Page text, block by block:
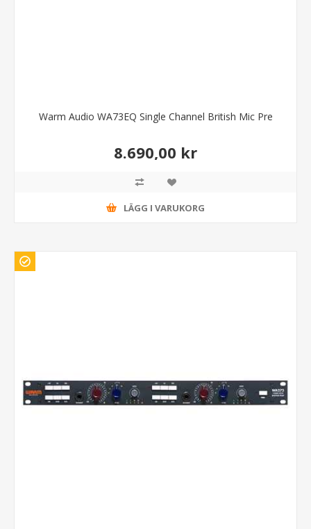
Warm Audio WA73EQ Single Channel British Mic Pre
8.690,00 kr
LÄGG I VARUKORG